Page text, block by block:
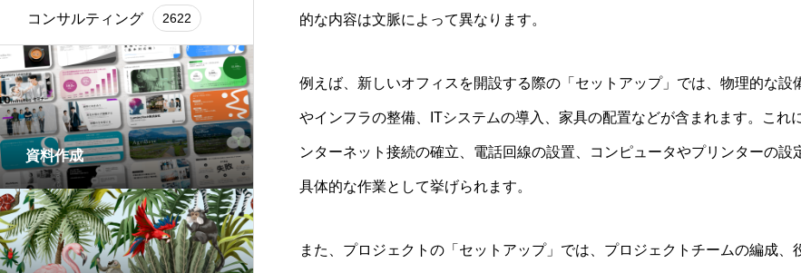
コンサルティング 2622
資料作成
的な内容は文脈によって異なります。
例えば、新しいオフィスを開設する際の「セットアップ」では、物理的な設
やインフラの整備、ITシステムの導入、家具の配置などが含まれます。これ
ンターネット接続の確立、電話回線の設置、コンピュータやプリンターの設
具体的な作業として挙げられます。
また、プロジェクトの「セットアップ」では、プロジェクトチームの編成、